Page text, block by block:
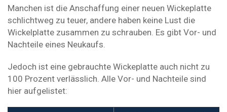
Manchen ist die Anschaffung einer neuen Wickeplatte
schlichtweg zu teuer, andere haben keine Lust die
Wickelplatte zusammen zu schrauben. Es gibt Vor- und
Nachteile eines Neukaufs.
Jedoch ist eine gebrauchte Wickeplatte auch nicht zu
100 Prozent verlässlich. Alle Vor- und Nachteile sind
hier aufgelistet: